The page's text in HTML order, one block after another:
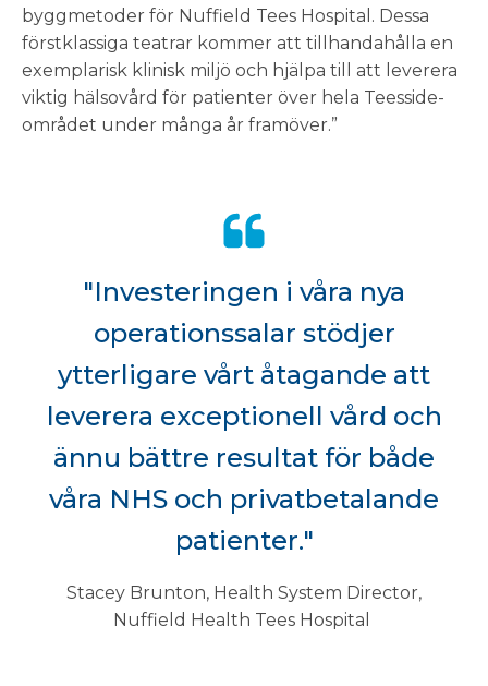
byggmetoder för Nuffield Tees Hospital. Dessa
förstklassiga teatrar kommer att tillhandahålla en
exemplarisk klinisk miljö och hjälpa till att leverera
viktig hälsovård för patienter över hela Teesside-
området under många år framöver.”
"Investeringen i våra nya
operationssalar stödjer
ytterligare vårt åtagande att
leverera exceptionell vård och
ännu bättre resultat för både
våra NHS och privatbetalande
patienter."
Stacey Brunton, Health System Director,
Nuffield Health Tees Hospital